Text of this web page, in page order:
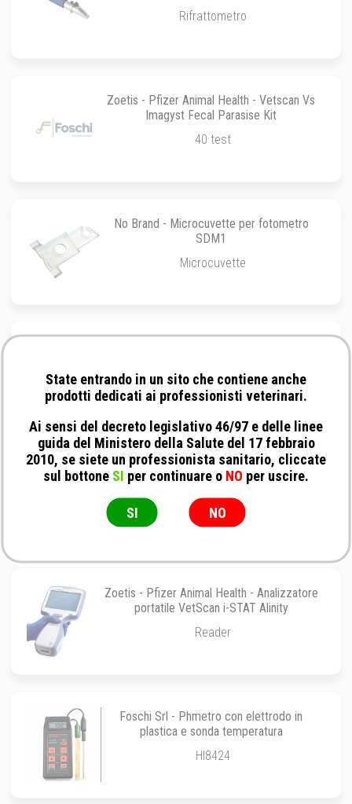
Rifrattometro
Zoetis - Pfizer Animal Health - Vetscan Vs
Imagyst Fecal Parasise Kit
40 test
No Brand - Microcuvette per fotometro
SDM1
Microcuvette
40 test
Agrolabo - Test Succeed Equine Fecal
Blood
Test
Zoetis - Pfizer Animal Health - Analizzatore
portatile VetScan i-STAT Alinity
Reader
Foschi Srl - Phmetro con elettrodo in
plastica e sonda temperatura
HI8424
State entrando in un sito che contiene anche
prodotti dedicati ai professionisti veterinari.
Ai sensi del decreto legislativo 46/97 e delle linee
guida del Ministero della Salute del 17 febbraio
2010, se siete un professionista sanitario, cliccate
sul bottone SI per continuare o NO per uscire.
SI NO